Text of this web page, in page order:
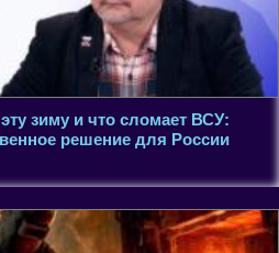
зиму и что сломает ВСУ:
решение для России